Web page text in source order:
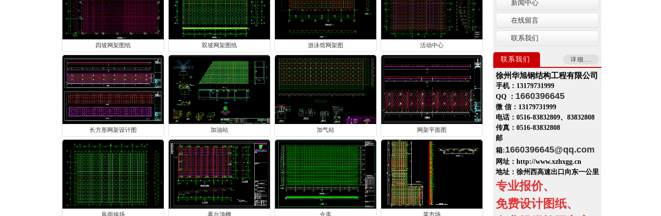
四坡网架图纸 双坡网架图纸 游泳馆网架图 活动中心
长方形网架设计图 加油站 加气站 网架平面图
风雨操场 看台顶棚 仓库 菜市场
新闻中心
在线留言
联系我们
联系我们 详细...
徐州华旭钢结构工程有限公司
手机：13179731999
QQ ： 1660396645
微 信：13179731999
电话：0516-83832809、83832808
传真：0516-83832808
邮
箱:1660396645@qq.com
网址：http://www.xzhxgg.cn
地址： 徐州西高速出口向东一公里
专业报价、
免费设计图纸、